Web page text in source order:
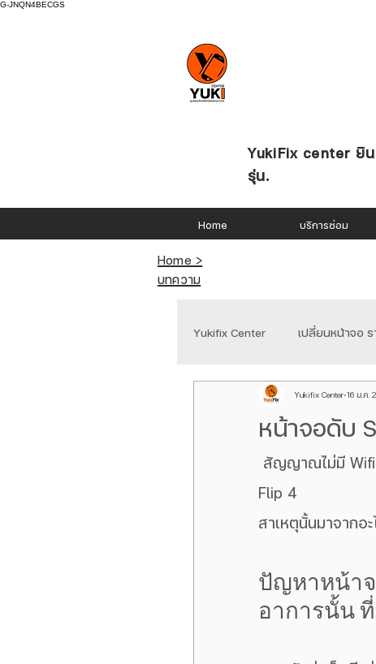
G-JNQN4BECGS
YukiFix center ยิ
รุ่น.
Home >
บทความ
Yukifix Center เปลี่ยนหน้าจอ ร
Galaxy Z Flip ROG
เลนส์กล้องหลัง iPhone
Galaxy Z Fold oppo
Samsung S Serirs กล้
หน้าจอดับ
Yukifix Center 16 ม.ค.
Flip 4
สาเหตุนั้นมาจากอ
ปัญหาหน้าจ
อาการนั้น
Home บริการซ่อม